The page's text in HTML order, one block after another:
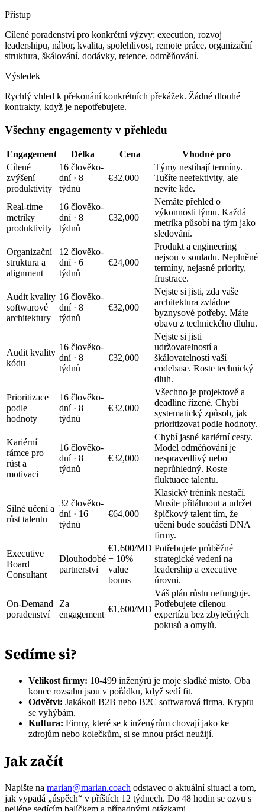
Přístup
Cílené poradenství pro konkrétní výzvy: execution, rozvoj
leadershipu, nábor, kvalita, spolehlivost, remote práce, organizační
struktura, škálování, dodávky, retence, odměňování.
Výsledek
Rychlý vhled k překonání konkrétních překážek. Žádné dlouhé
kontrakty, když je nepotřebujete.
Všechny engagementy v přehledu
Engagement Délka Cena
Vhodné pro
Cílené
zvýšení
produktivity
16 člověko-
dní · 8
týdnů
€32,000
Týmy nestíhají termíny.
Tušíte neefektivity, ale
nevíte kde.
Real-time
metriky
produktivity
16 člověko-
dní · 8
týdnů
€32,000
Nemáte přehled o
výkonnosti týmu. Každá
metrika působí na tým jako
sledování.
Organizační
struktura a
alignment
12 člověko-
dní · 6
týdnů
€24,000
Produkt a engineering
nejsou v souladu. Neplněné
termíny, nejasné priority,
frustrace.
Audit kvality
softwarové
architektury
16 člověko-
dní · 8
týdnů
€32,000
Nejste si jisti, zda vaše
architektura zvládne
byznysové potřeby. Máte
obavu z technického dluhu.
Audit kvality
kódu
16 člověko-
dní · 8
týdnů
€32,000
Nejste si jisti
udržovatelností a
škálovatelností vaší
codebase. Roste technický
dluh.
Prioritizace
podle
hodnoty
16 člověko-
dní · 8
týdnů
€32,000
Všechno je projektově a
deadline řízené. Chybí
systematický způsob, jak
prioritizovat podle hodnoty.
Kariérní
rámce pro
růst a
motivaci
16 člověko-
dní · 8
týdnů
€32,000
Chybí jasné kariérní cesty.
Model odměňování je
nespravedlivý nebo
neprůhledný. Roste
fluktuace talentu.
Silné učení a
růst talentu
32 člověko-
dní · 16
týdnů
€64,000
Klasický trénink nestačí.
Musíte přitáhnout a udržet
špičkový talent tím, že
učení bude součástí DNA
firmy.
Executive
Board
Consultant
Dlouhodobé
partnerství
€1,600/MD
+ 10%
value
bonus
Potřebujete průběžné
strategické vedení na
leadership a executive
úrovni.
On-Demand
poradenství
Za
engagement
€1,600/MD
Váš plán růstu nefunguje.
Potřebujete cílenou
expertízu bez zbytečných
pokusů a omylů.
Sedíme si?
Velikost firmy: 10-499 inženýrů je moje sladké místo. Oba
konce rozsahu jsou v pořádku, když sedí fit.
Odvětví: Jakákoli B2B nebo B2C softwarová firma. Kryptu
se vyhýbám.
Kultura: Firmy, které se k inženýrům chovají jako ke
zdrojům nebo kolečkům, si se mnou práci neužijí.
Jak začít
Napište na marian@marian.coach odstavec o aktuální situaci a tom,
jak vypadá „úspěch“ v příštích 12 týdnech. Do 48 hodin se ozvu s
nejlépe sedícím balíčkem a případnými otázkami.